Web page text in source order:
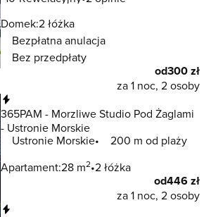
Domek:2 łóżka
Bezpłatna anulacja
Bez przedpłaty
od300 zł
za 1 noc, 2 osoby
365PAM - Morzliwe Studio Pod Żaglami
- Ustronie Morskie
Ustronie Morskie
200 m od plaży
Apartament:28 m2 2 łóżka
od446 zł
za 1 noc, 2 osoby